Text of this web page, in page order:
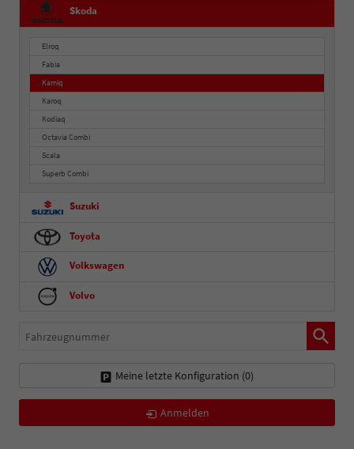
Skoda
Elroq
Fabia
Kamiq
Karoq
Kodiaq
Octavia Combi
Scala
Superb Combi
Suzuki
Toyota
Volkswagen
Volvo
Fahrzeugnummer
Meine letzte Konfiguration (0)
Anmelden